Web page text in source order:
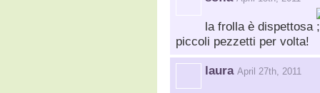
la frolla è dispettosa
piccoli pezzetti per volta!
laura April 27th, 2011